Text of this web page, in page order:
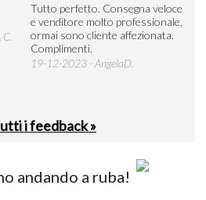
Tutto perfetto. Consegna veloce
e venditore molto professionale,
ormai sono cliente affezionata.
Complimenti.
19-12-2023 - AngelaD.
i feedback »
andando a ruba!